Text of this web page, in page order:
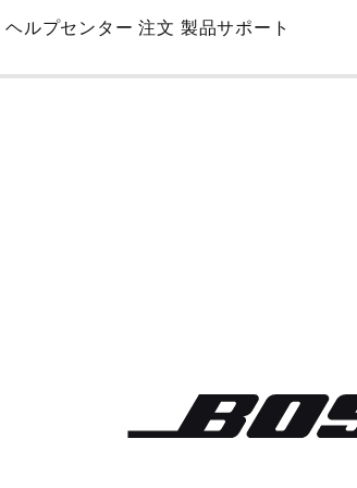
Skip
Main
ヘルプセンター 注文 製品サポート